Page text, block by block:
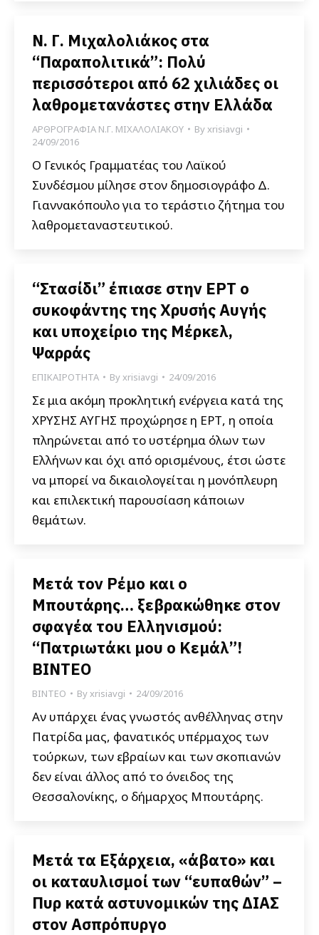
Ν. Γ. Μιχαλολιάκος στα
“Παραπολιτικά”: Πολύ
περισσότεροι από 62 χιλιάδες οι
λαθρομετανάστες στην Ελλάδα
ΑΡΘΡΟΓΡΑΦΙΑ Ν.Γ. ΜΙΧΑΛΟΛΙΑΚΟΥ Byxrisiavgi
24/09/2016
Ο Γενικός Γραμματέας του Λαϊκού
Συνδέσμου μίλησε στον δημοσιογράφο Δ.
Γιαννακόπουλο για το τεράστιο ζήτημα του
λαθρομεταναστευτικού.
“Στασίδι” έπιασε στην ΕΡΤ ο
συκοφάντης της Χρυσής Αυγής
και υποχείριο της Μέρκελ,
Ψαρράς
ΕΠΙΚΑΙΡΟΤΗΤΑ Byxrisiavgi 24/09/2016
Σε μια ακόμη προκλητική ενέργεια κατά της
ΧΡΥΣΗΣ ΑΥΓΗΣ προχώρησε η ΕΡΤ, η οποία
πληρώνεται από το υστέρημα όλων των
Ελλήνων και όχι από ορισμένους, έτσι ώστε
να μπορεί να δικαιολογείται η μονόπλευρη
και επιλεκτική παρουσίαση κάποιων
θεμάτων.
Μετά τον Ρέμο και ο
Μπουτάρης… ξεβρακώθηκε στον
σφαγέα του Ελληνισμού:
“Πατριωτάκι μου ο Κεμάλ”!
ΒΙΝΤΕΟ
ΒΙΝΤΕΟ Byxrisiavgi 24/09/2016
Αν υπάρχει ένας γνωστός ανθέλληνας στην
Πατρίδα μας, φανατικός υπέρμαχος των
τούρκων, των εβραίων και των σκοπιανών
δεν είναι άλλος από το όνειδος της
Θεσσαλονίκης, ο δήμαρχος Μπουτάρης.
Μετά τα Εξάρχεια, «άβατο» και
οι καταυλισμοί των “ευπαθών” –
Πυρ κατά αστυνομικών της ΔΙΑΣ
στον Ασπρόπυργο